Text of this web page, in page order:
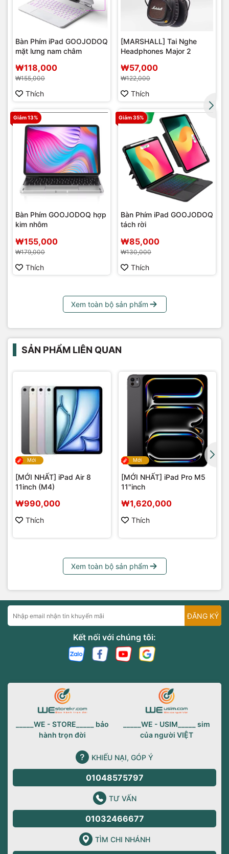
Bàn Phím iPad GOOJODOQ
mặt lưng nam châm
₩118,000
₩155,000
Thích
[MARSHALL] Tai Nghe
Headphones Major 2
₩57,000
₩122,000
Thích
Giảm 13%
Bàn Phím GOOJODOQ hợp
kim nhôm
₩155,000
₩179,000
Thích
Giảm 35%
Bàn Phím iPad GOOJODOQ
tách rời
₩85,000
₩130,000
Thích
Xem toàn bộ sản phẩm
SẢN PHẨM LIÊN QUAN
Mới
[MỚI NHẤT] iPad Air 8
11inch (M4)
₩990,000
Thích
Mới
[MỚI NHẤT] iPad Pro M5
11"inch
₩1,620,000
Thích
Xem toàn bộ sản phẩm
ĐĂNG KÝ
Kết nối với chúng tôi:
_____WE - STORE_____ bảo
hành trọn đời
_____WE - USIM_____ sim
của người VIỆT
KHIẾU NẠI, GÓP Ý
01048575797
TƯ VẤN
01032466677
TÌM CHI NHÁNH